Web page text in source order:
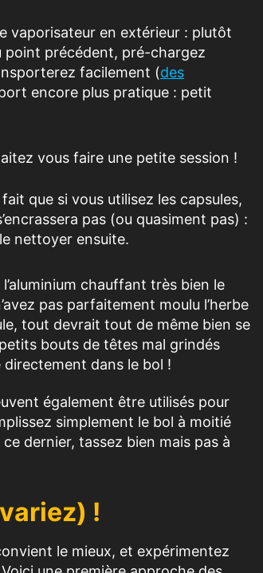
vaporisateur en extérieur : plutôt
point précédent, pré-chargez
facilement (des
encore plus pratique : petit
vous faire une petite session !
que si vous utilisez les capsules,
pas (ou quasiment pas) :
le nettoyer ensuite.
chauffant très bien le
pas parfaitement moulu l’herbe
tout devrait tout de même bien se
bouts de têtes mal grindés
dans le bol !
également être utilisés pour
simplement le bol à moitié
dernier, tassez bien mais pas à
!
le mieux, et expérimentez